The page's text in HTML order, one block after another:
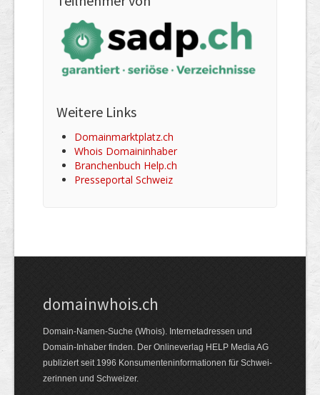
Weitere Links
Domainmarktplatz.ch
Whois Domaininhaber
Branchenbuch Help.ch
Presseportal Schweiz
domainwhois.ch
Domain-Namen-Suche (Whois). Internet­adressen und
Domain-Inhaber finden. Der Online­verlag HELP Media AG
publiziert seit 1996 Konsumenten­informationen für Schwei­
zerinnen und Schweizer.